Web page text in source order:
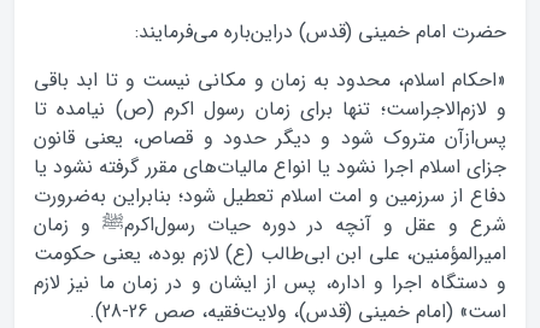
حضرت امام خمینی (قدس) دراین‌باره می‌فرمایند:
«احکام اسلام، محدود به زمان و مکانی نیست و تا ابد باقی
و لازم‌الاجراست؛ تنها برای زمان رسول اکرم (ص) نیامده تا
پس‌ازآن متروک شود و دیگر حدود و قصاص، یعنی قانون
جزای اسلام اجرا نشود یا انواع مالیات‌های مقرر گرفته نشود یا
دفاع از سرزمین و امت اسلام تعطیل شود؛ بنابراین به‌ضرورت
شرع و عقل و آنچه در دوره حیات رسول‌اکرمﷺ و زمان
امیرالمؤمنین، علی ابن ابی‌طالب (ع) لازم بوده، یعنی حکومت
و دستگاه اجرا و اداره، پس از ایشان و در زمان ما نیز لازم
است» (امام خمینی (قدس)، ولایت‌فقیه، صص 26-28).